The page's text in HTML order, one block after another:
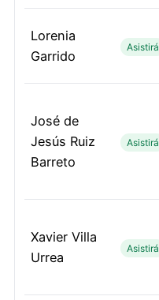
Lorenia
Garrido
Asistirá
José de
Jesús Ruiz
Barreto
Asistirá
Xavier Villa
Urrea
Asistirá